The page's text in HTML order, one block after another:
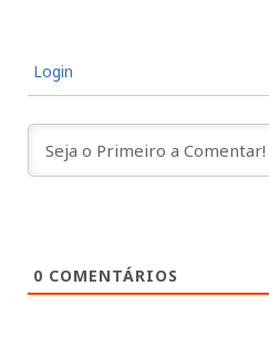
Login
0 COMENTÁRIOS